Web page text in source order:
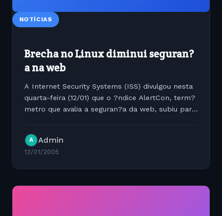
NOTÍCIAS
Brecha no Linux diminui seguran?
a na web
A Internet Security Systems (ISS) divulgou nesta
quarta-feira (12/01) que o ?ndice AlertCon, term?
metro que avalia a seguran?a da web, subiu para
texto acima...
A Admin
13/01/2005